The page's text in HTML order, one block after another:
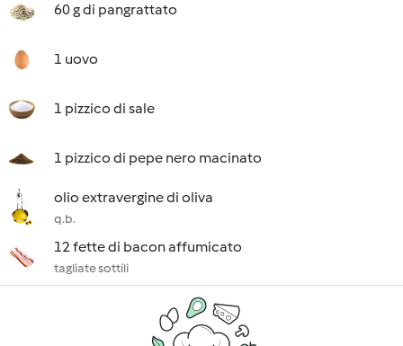
60 g di pangrattato
1 uovo
1 pizzico di sale
1 pizzico di pepe nero macinato
olio extravergine di oliva
q.b.
12 fette di bacon affumicato
tagliate sottili